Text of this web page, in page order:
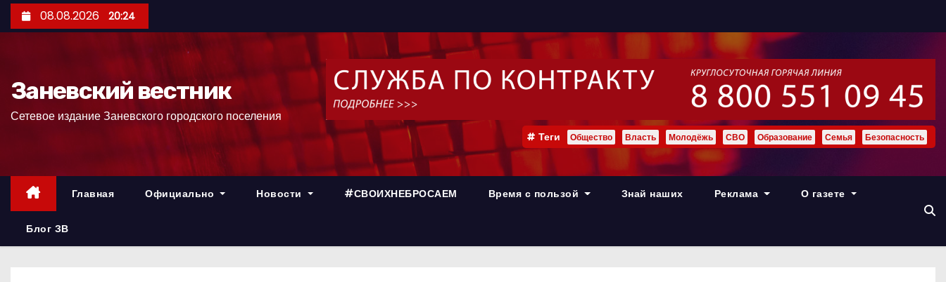
е
р
08.08.2026 20:24
Заневский вестник
Сетевое издание Заневского городского поселения
Теги Общество Власть Молодёжь СВО Образование Семья Безопасность
Главная Официально Новости #СВОИХНЕБРОСАЕМ Время с пользой Знай наших Реклама О газете
Блог ЗВ